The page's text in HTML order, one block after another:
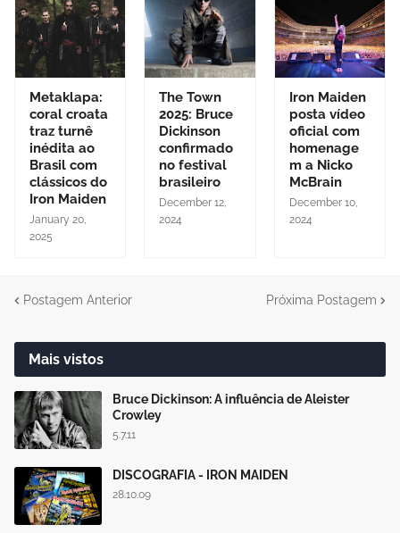
Metaklapa:
coral croata
traz turnê
inédita ao
Brasil com
clássicos do
Iron Maiden
January 20,
2025
The Town
2025: Bruce
Dickinson
confirmado
no festival
brasileiro
December 12,
2024
Iron Maiden
posta vídeo
oficial com
homenage
m a Nicko
McBrain
December 10,
2024
Postagem Anterior Próxima Postagem
Mais vistos
Bruce Dickinson: A influência de Aleister
Crowley
5.7.11
DISCOGRAFIA - IRON MAIDEN
28.10.09